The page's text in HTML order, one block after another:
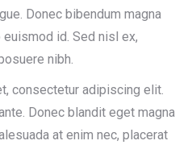
Donec bibendum magna
id. Sed nisl ex,
nibh.
consectetur adipiscing elit.
Donec blandit eget magna
at enim nec, placerat